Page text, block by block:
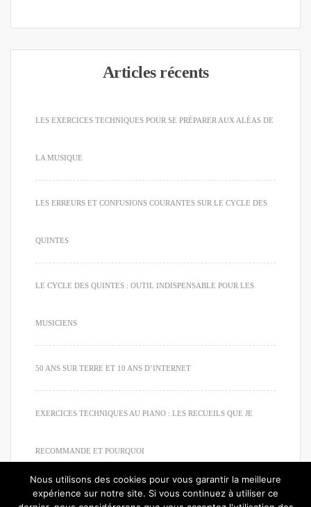
Articles récents
LES EXERCICES TECHNIQUES POUR SE PRÉPARER AUX ALÉAS DE
LA MUSIQUE
LES ERREURS ET CONFUSIONS COURANTES SUR LE CYCLE DES
QUINTES
LE CYCLE DES QUINTES : OUTIL INDISPENSABLE POUR LES
MUSICIENS
50 ANS SUR TERRE ET 10 ANS D’INTERNET
EXERCICES TECHNIQUES AU PIANO : LES RECUEILS QUE JE
RECOMMANDE ET POURQUOI
Nous utilisons des cookies pour vous garantir la meilleure
expérience sur notre site. Si vous continuez à utiliser ce